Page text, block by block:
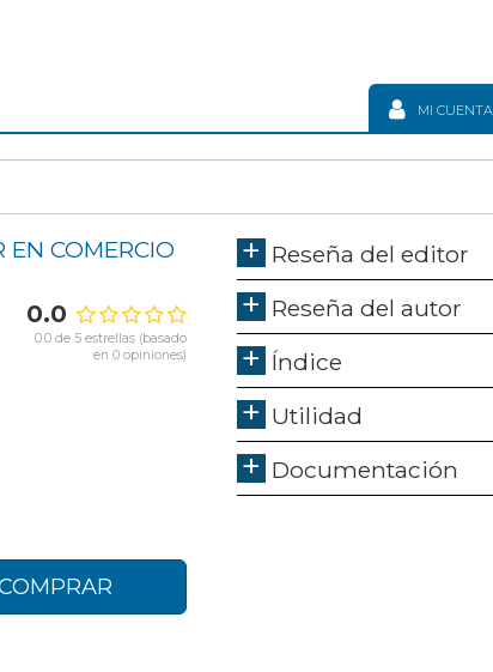
MI CUENTA
EN COMERCIO
0.0
0.0 de 5 estrellas (basado
en 0 opiniones)
Reseña del editor
Reseña del autor
Índice
Utilidad
Documentación